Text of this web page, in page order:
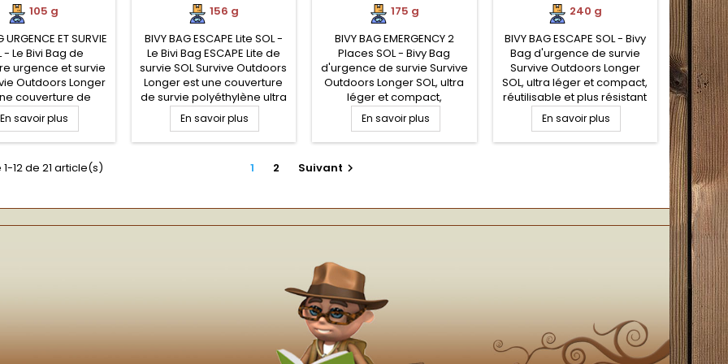
105 g
URGENCE ET SURVIE
- Le Bivi Bag de
urgence et survie
Outdoors Longer
couverture de
polyéthylène ultra
forme de sac de
qui vous permet
des éléments
En savoir plus
156 g
BIVY BAG ESCAPE Lite SOL -
Le Bivi Bag ESCAPE Lite de
survie SOL Survive Outdoors
Longer est une couverture
de survie polyéthylène ultra
légère en forme de sursac
de couchage qui vous
permet de vous protéger
(froid, pluie, vent, neige) en
En savoir plus
175 g
BIVY BAG EMERGENCY 2
Places SOL - Bivy Bag
d'urgence de survie Survive
Outdoors Longer SOL, ultra
léger et compact,
réutilisable et plus résistant
que n'importe quelle autre
couverture de survie ou
survie. Conçu en Mylar,
Silnylon. Etanche mais non
respirant. La taille de ce
En savoir plus
240 g
BIVY BAG ESCAPE SOL - Bivy
Bag d'urgence de survie
Survive Outdoors Longer
SOL, ultra léger et compact,
réutilisable et plus résistant
est un sursac couverture de
survie polyéthylène ultra
légère en forme de sac de
situation de survie pour
randonneurs
En savoir plus
12 de 21 article(s) 1 2 Suivant 